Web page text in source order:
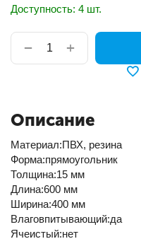
Доступность: 4 шт.
+
−
Описание
Материал:ПВХ, резина
Форма:прямоугольник
Толщина:15 мм
Длина:600 мм
Ширина:400 мм
Влаговпитывающий:да
Ячеистый:нет